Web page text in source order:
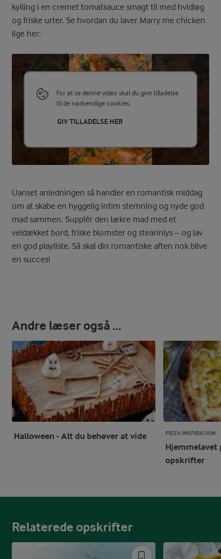
kylling i en cremet tomatsauce smagt til med hvidløg
og friske urter. Se hvordan du laver Marry me chicken
lige her:
For at se denne video skal du give tilladelse
til de nødvendige cookies.
GIV TILLADELSE HER
Uanset anledningen så handler en romantisk middag
om at skabe en hyggelig intim stemning og nyde god
mad sammen. Supplér den lækre mad med et
veldækket bord, friske blomster og stearinlys – og lav
en god playliste. Så skal din romantiske aften nok blive
en succes!
Andre læser også ...
Halloween - Alt du behøver at vide PIZZA INSPIRATION
Hjemmelavet
opskrifter
Relaterede opskrifter